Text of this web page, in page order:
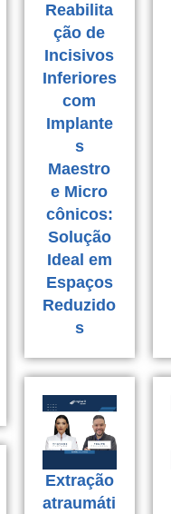
Reabilita
ção de
Incisivos
Inferiores
com
Implante
s
Maestro
e Micro
cônicos:
Solução
Ideal em
Espaços
Reduzido
s
Extração
atraumáti